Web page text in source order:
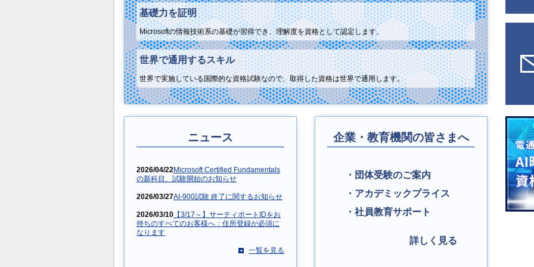
基礎力を証明
Microsoftの情報技術系の基礎が習得でき、理解度を資格として認定します。
世界で通用するスキル
世界で実施している国際的な資格試験なので、取得した資格は世界で通用します。
ニュース
2026/04/22Microsoft Certified Fundamentals
の新科目、試験開始のお知らせ
2026/03/27AI-900試験 終了に関するお知らせ
2026/03/10 【3/17～】サーティポートIDをお
持ちのすべてのお客様へ：住所登録が必須に
なります
一覧を見る
企業・教育機関の皆さまへ
・団体受験のご案内
・アカデミックプライス
・社員教育サポート
詳しく見る